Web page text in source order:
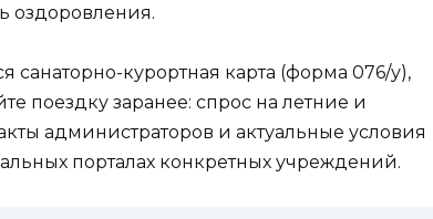
оздоровления.
санаторно-курортная карта (форма 076/у),
поездку заранее: спрос на летние и
администраторов и актуальные условия
порталах конкретных учреждений.